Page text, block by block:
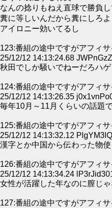
なんの捻りもねえ直球で勝負
糞に等しいんだから糞にしろよ
アイロニー効いてるし
123:番組の途中ですがアフィ
25/12/12 14:13:24.68
秋田でしか騒いでねーだろハゲ
124:番組の途中ですがアフィ
25/12/12 14:13:26.35
毎年10月～11月くらいの話題
125:番組の途中ですがアフィ
25/12/12 14:13:32.12
漢字とか中国から伝わった物
126:番組の途中ですがアフィ
25/12/12 14:13:34.24
女性が活躍した年なのに膣じ
127:番組の途中ですがアフィ